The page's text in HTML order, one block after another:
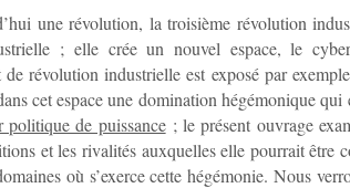
une révolution, la troisième révolution
; elle crée un nouvel espace, le
révolution industrielle est exposé par exemple
cet espace une domination hégémonique qui
politique de puissance; le présent ouvrage
et les rivalités auxquelles elle pourrait être
où s’exerce cette hégémonie. Nous